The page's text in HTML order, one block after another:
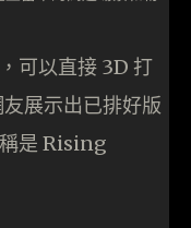
可以直接 3D 打
展示出已排好版
是 Rising